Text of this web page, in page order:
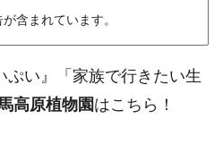
含まれています。
ぷい』「家族で行きたい生
高原植物園はこちら！